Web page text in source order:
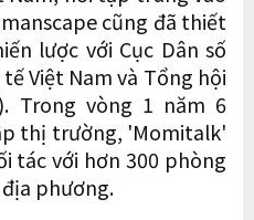
cũng đã thiết
lược với Cục Dân số
Việt Nam và Tổng hội
Trong vòng 1 năm 6
thị trường, 'Momitalk'
tác với hơn 300 phòng
phương.